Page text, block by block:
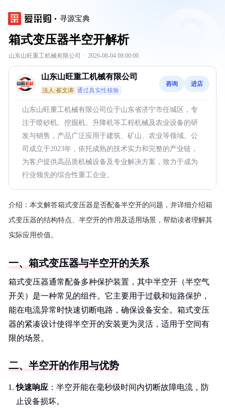
寻源宝典
箱式变压器半空开解析
山东山旺重工机械有限公司 · 2026-08-04 08:00:00
山东山旺重工机械有限公司
法人:崔文涛 通过真实性核验
咨询 进店
山东山旺重工机械有限公司位于山东省济宁市任城区，专
注于喷砂机、挖掘机、升降机等工程机械及农业设备的研
发与销售，产品广泛应用于建筑、矿山、农业等领域。公
司成立于2023年，依托成熟的技术实力和完整的产业链，
为客户提供高品质机械设备及专业解决方案，致力于成为
行业领先的综合性重工企业。
介绍： 本文解答箱式变压器是否配备半空开的问题，并详细介绍箱
式变压器的结构特点、半空开的作用及适用场景，帮助读者理解其
实际应用价值。
一、箱式变压器与半空开的关系
箱式变压器通常配备多种保护装置，其中半空开（半空气
开关）是一种常见的组件。它主要用于过载和短路保护，
能在电流异常时快速切断电路，确保设备安全。箱式变压
器的紧凑设计使得半空开的安装更为灵活，适用于空间有
限的场景。
二、半空开的作用与优势
快速响应 ：半空开能在毫秒级时间内切断故障电流，防
止设备损坏。